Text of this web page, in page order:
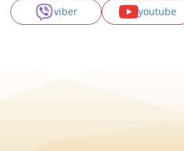
viber
youtube